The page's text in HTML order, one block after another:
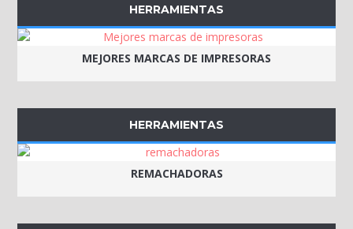
HERRAMIENTAS
MEJORES MARCAS DE IMPRESORAS
HERRAMIENTAS
REMACHADORAS